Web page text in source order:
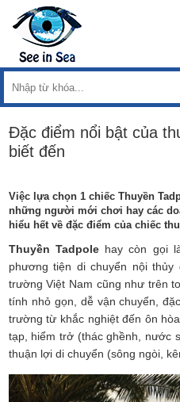
Đặc điểm nổi bật của
biết đến
Việc lựa chọn 1 chiếc Thuyền
những người mới chơi hay các
hiểu hết về đặc điểm của chiếc
Thuyền Tadpole hay còn gọi
phương tiện di chuyển nội
trường Việt Nam cũng như trên
tính nhỏ gọn, dễ vận chuyển,
trường từ khắc nghiệt đến ôn
tạp, hiểm trở (thác ghềnh, nước
thuận lợi di chuyển (sông ngòi,